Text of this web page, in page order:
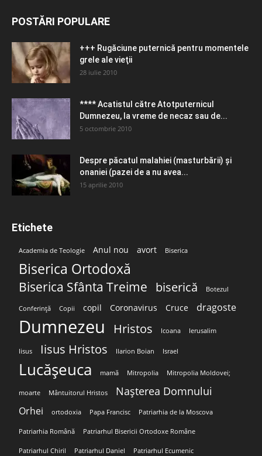
POSTĂRI POPULARE
+++ Rugăciune puternică pentru momentele
grele ale vieţii
28 iulie 2010
**** Acatistul către Atotputernicul
Dumnezeu, la vreme de necaz sau de...
5 octombrie 2010
Despre păcatul malahiei (masturbării) şi
onaniei (pazei de a nu avea...
15 aprilie 2010
Etichete
Academia de Teologie Anul nou avort Biserica
Biserica Ortodoxă
Biserica Sfânta Treime biserică Botezul
Conferință Copii copil Coronavirus Cruce dragoste
Dumnezeu Hristos Icoana Ierusalim
Iisus Iisus Hristos Ilarion Boian Israel
Lucășeuca mamă Mitropolia Mitropolia Moldovei;
moarte Mântuitorul Hristos Nașterea Domnului
Orhei ortodoxia Papa Francisc Patriarhia de la Moscova
Patriarhia Română Patriarhul Bisericii Ortodoxe Române
Patriarhul Chiril Patriarhul Daniel Patriarhul Ecumenic